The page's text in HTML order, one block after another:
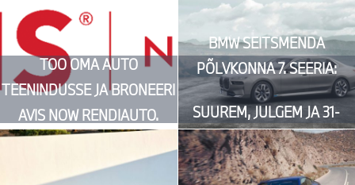
TOO OMA AUTO
TEENINDUSSE JA BRONEERI
AVIS NOW RENDIAUTO.
BMW SEITSMENDA
PÕLVKONNA 7. SEERIA:
SUUREM, JULGEM JA 31-
TOLLISE HIIGELEKRAANIGA